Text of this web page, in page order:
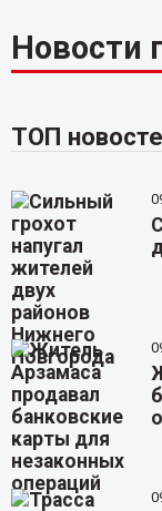
Новости
ТОП